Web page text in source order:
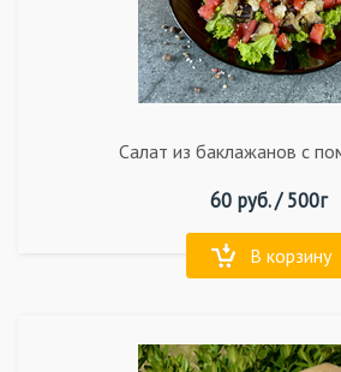
Салат из баклажанов с
60 руб. /500г
В корзину